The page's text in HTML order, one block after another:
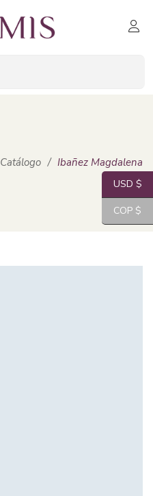
Catálogo / Ibañez Magdalena
USD $
COP $